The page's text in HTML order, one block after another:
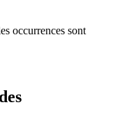
occurrences sont